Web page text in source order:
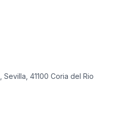
41100 Coria del Rio